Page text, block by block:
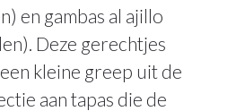
en gambas al ajillo
Deze gerechtjes
kleine greep uit de
aan tapas die de